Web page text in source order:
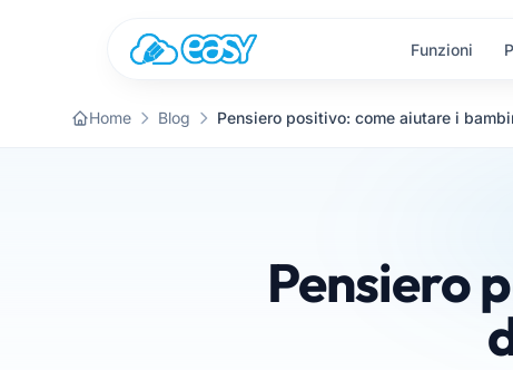
Funzioni
Home Blog
Pensiero